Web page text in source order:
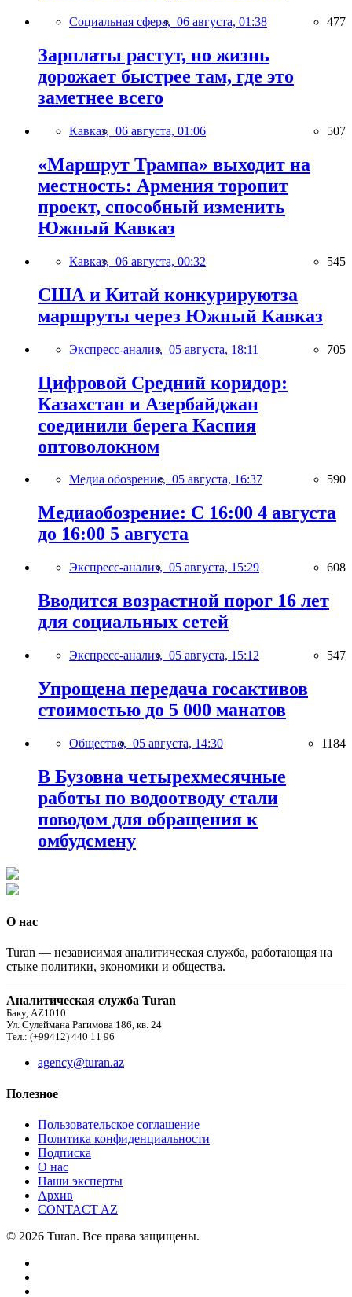
Социальная сфера, 06 августа, 01:38 477
Зарплаты растут, но жизнь
дорожает быстрее там, где это
заметнее всего
Кавказ, 06 августа, 01:06 507
«Маршрут Трампа» выходит на
местность: Армения торопит
проект, способный изменить
Южный Кавказ
Кавказ, 06 августа, 00:32 545
США и Китай конкурируютза
маршруты через Южный Кавказ
Экспресс-анализ, 05 августа, 18:11 705
Цифровой Средний коридор:
Казахстан и Азербайджан
соединили берега Каспия
оптоволокном
Медиа обозрение, 05 августа, 16:37 590
Медиаобозрение: С 16:00 4 августа
до 16:00 5 августа
Экспресс-анализ, 05 августа, 15:29 608
Вводится возрастной порог 16 лет
для социальных сетей
Экспресс-анализ, 05 августа, 15:12 547
Упрощена передача госактивов
стоимостью до 5 000 манатов
Общество, 05 августа, 14:30 1184
В Бузовна четырехмесячные
работы по водоотводу стали
поводом для обращения к
омбудсмену
О нас
Turan — независимая аналитическая служба, работающая на
стыке политики, экономики и общества.
Аналитическая служба Turan
Баку, AZ1010
Ул. Сулеймана Рагимова 186, кв. 24
Тел.: (+99412) 440 11 96
agency@turan.az
Полезное
Пользовательское соглашение
Политика конфиденциальности
Подписка
О нас
Наши эксперты
Архив
CONTACT AZ
© 2026 Turan. Все права защищены.